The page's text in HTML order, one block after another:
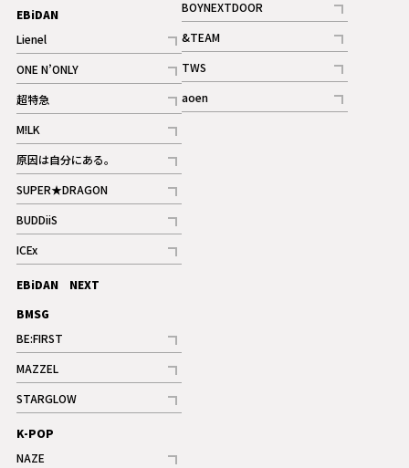
ギャラリー
EBiDAN
Lienel
記事
ONE N’ONLY
記事
超特急
記事
M!LK
記事
原因は自分にある。
記事
SUPER★DRAGON
記事
BUDDiiS
記事
ICEx
記事
EBiDAN NEXT
BMSG
BE:FIRST
記事
ギャラリー
MAZZEL
記事
ギャラリー
STARGLOW
記事
BOYNEXTDOOR
記事
&TEAM
記事
TWS
記事
aoen
記事
K-POP
NAZE